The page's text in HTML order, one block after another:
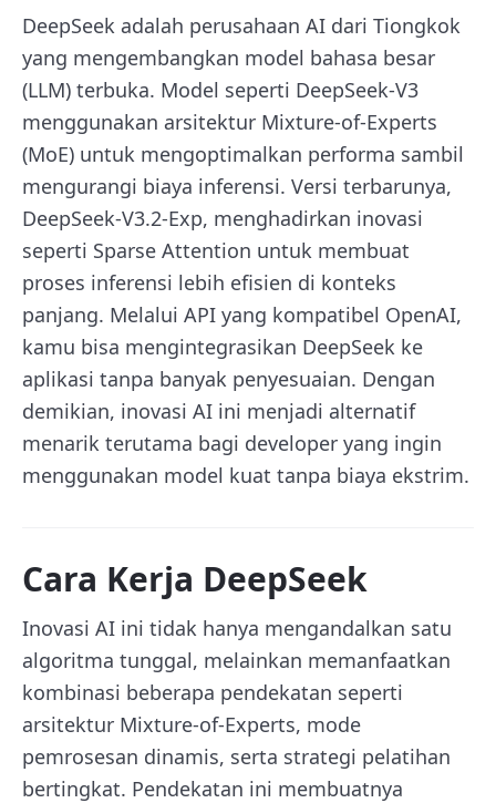
DeepSeek adalah perusahaan AI dari Tiongkok
yang mengembangkan model bahasa besar
(LLM) terbuka. Model seperti DeepSeek-V3
menggunakan arsitektur Mixture-of-Experts
(MoE) untuk mengoptimalkan performa sambil
mengurangi biaya inferensi. Versi terbarunya,
DeepSeek-V3.2-Exp, menghadirkan inovasi
seperti Sparse Attention untuk membuat
proses inferensi lebih efisien di konteks
panjang. Melalui API yang kompatibel OpenAI,
kamu bisa mengintegrasikan DeepSeek ke
aplikasi tanpa banyak penyesuaian. Dengan
demikian, inovasi AI ini menjadi alternatif
menarik terutama bagi developer yang ingin
menggunakan model kuat tanpa biaya ekstrim.
Cara Kerja DeepSeek
Inovasi AI ini tidak hanya mengandalkan satu
algoritma tunggal, melainkan memanfaatkan
kombinasi beberapa pendekatan seperti
arsitektur Mixture-of-Experts, mode
pemrosesan dinamis, serta strategi pelatihan
bertingkat. Pendekatan ini membuatnya